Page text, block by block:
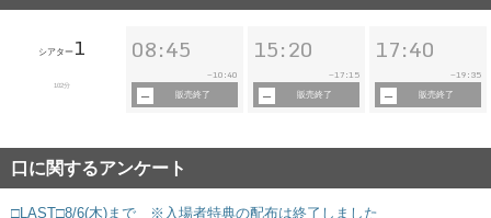
シアター 1
102分
08:45
~ 10:40
販売終了
15:20
~ 17:15
販売終了
17:40
~ 19:35
販売終了
口に関するアンケート
□LAST□8/6(木)まで ※入場者特典の配布は終了しました